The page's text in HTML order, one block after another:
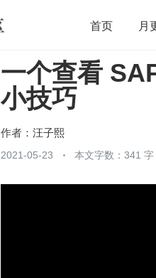
首页 月
开源 架构
团队管理
一个查看
小技巧
作者： 汪子熙
2021-05-23 本文字数：341 字